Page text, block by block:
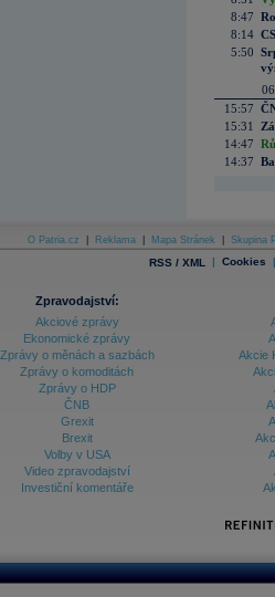
8:47
8:14
5:50
15:57
15:31
14:47
14:37
O Patria.cz Reklama Mapa Stránek Skupina
RSS / XML | Cookies |
Zpravodajství:
Akciové zprávy
Ekonomické zprávy
Zprávy o měnách a sazbách
Zprávy o komoditách
Zprávy o HDP
ČNB
Grexit
Brexit
Volby v USA
Video zpravodajství
Investiční komentáře
Akcie